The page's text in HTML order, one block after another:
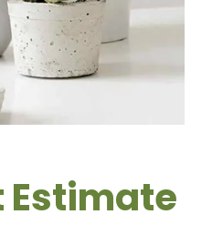
Estimate